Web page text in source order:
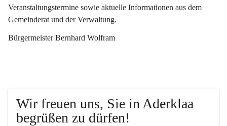
Veranstaltungstermine sowie aktuelle Informationen aus dem
Gemeinderat und der Verwaltung.
Bürgermeister Bernhard Wolfram
Wir freuen uns, Sie in Aderklaa
begrüßen zu dürfen!